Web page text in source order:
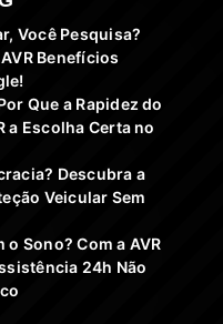
Você Pesquisa?
Benefícios
Que a Rapidez do
a Escolha Certa no
Descubra a
Veicular Sem
Sono? Com a AVR
24h Não